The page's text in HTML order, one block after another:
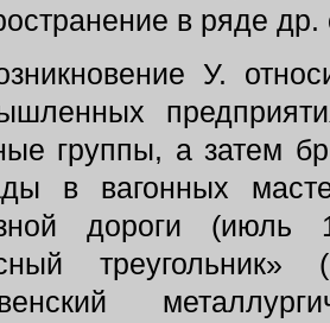
в ряде др.
У.
группы, а затем
в вагонных
дороги (июль